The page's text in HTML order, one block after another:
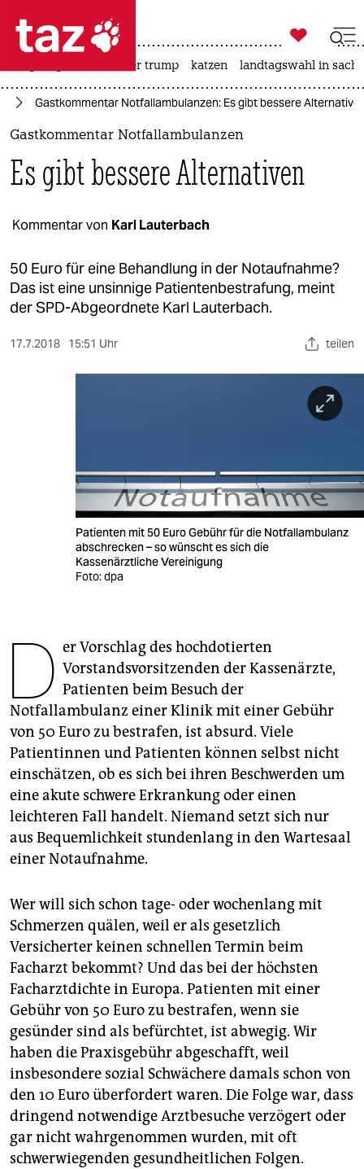
 taz zahl ich
taz zahl ich
politik
öko
gesellschaft
kultur
veranstaltungen
unterstützen
genossenschaft
epaper login

taz zahl ich
usa unter trump katzen landtagswahl in
Gastkommentar Notfallambulanzen: Es gibt bessere
Gastkommentar Notfallambulanzen
Es gibt bessere Alternativen
Kommentar von Karl Lauterbach
50 Euro für eine Behandlung in der Notaufnahme?
Das ist eine unsinnige Patientenbestrafung, meint
der SPD-Abgeordnete Karl Lauterbach.
17.7.2018 15:51 Uhr teilen
Patienten mit 50 Euro Gebühr für die Notfallambulanz
abschrecken – so wünscht es sich die
Kassenärztliche Vereinigung
Foto: dpa
D er Vorschlag des hochdotierten
Vorstandsvorsitzenden der Kassenärzte,
Patienten beim Besuch der
Notfallambulanz einer Klinik mit einer Gebühr
von 50 Euro zu bestrafen, ist absurd. Viele
Patientinnen und Patienten können selbst nicht
einschätzen, ob es sich bei ihren Beschwerden um
eine akute schwere Erkrankung oder einen
leichteren Fall handelt. Niemand setzt sich nur
aus Bequemlichkeit stundenlang in den Wartesaal
einer Notaufnahme.
Wer will sich schon tage- oder wochenlang mit
Schmerzen quälen, weil er als gesetzlich
Versicherter keinen schnellen Termin beim
Facharzt bekommt? Und das bei der höchsten
Facharztdichte in Europa. Patienten mit einer
Gebühr von 50 Euro zu bestrafen, wenn sie
gesünder sind als befürchtet, ist abwegig. Wir
haben die Praxisgebühr abgeschafft, weil
insbesondere sozial Schwächere damals schon von
den 10 Euro überfordert waren. Die Folge war, dass
dringend notwendige Arztbesuche verzögert oder
gar nicht wahrgenommen wurden, mit oft
schwerwiegenden gesundheitlichen Folgen.